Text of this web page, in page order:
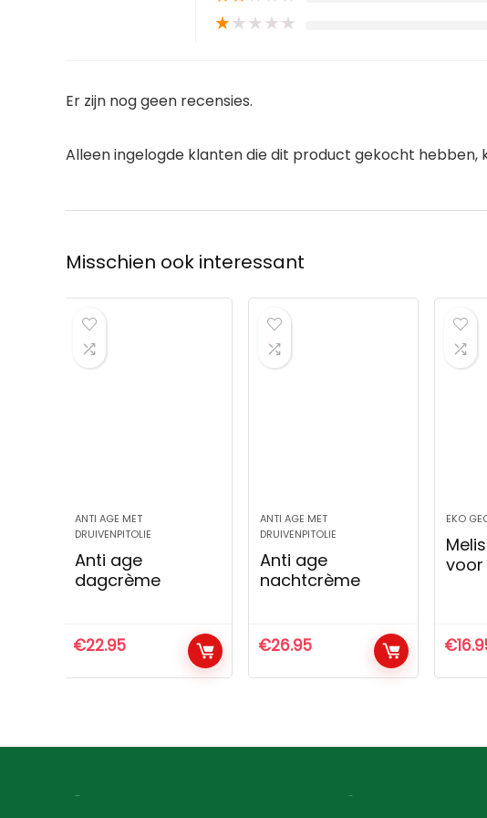
★★★★★
Er zijn nog geen recensies.
Alleen ingelogde klanten die dit product gekocht hebben,
Misschien ook interessant
ANTI AGE MET
DRUIVENPITOLIE
Anti age
dagcrème
€22.95
ANTI AGE MET
DRUIVENPITOLIE
Anti age
nachtcrème
€26.95
EKO
voor
€